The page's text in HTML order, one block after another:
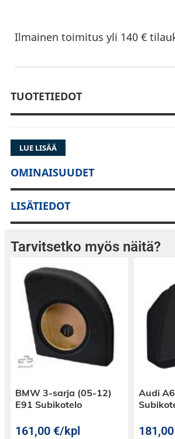
Ilmainen toimitus yli 140 €
TUOTETIEDOT
LUE LISÄÄ
OMINAISUUDET
LISÄTIEDOT
Tarvitsetko myös näitä?
BMW 3-sarja (05-12)
E91 Subikotelo
161,00€/kpl
Audi